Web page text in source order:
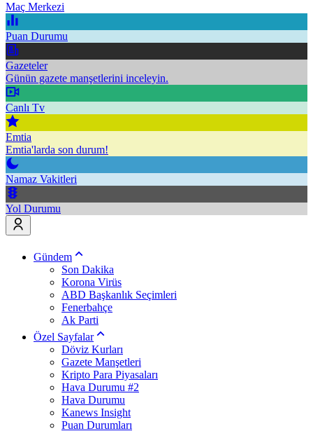
Maç Merkezi
Puan Durumu
Gazeteler
Günün gazete manşetlerini inceleyin.
Canlı Tv
Emtia
Emtia'larda son durum!
Namaz Vakitleri
Yol Durumu
Gündem
Son Dakika
Korona Virüs
ABD Başkanlık Seçimleri
Fenerbahçe
Ak Parti
Özel Sayfalar
Döviz Kurları
Gazete Manşetleri
Kripto Para Piyasaları
Hava Durumu #2
Hava Durumu
Kanews Insight
Puan Durumları